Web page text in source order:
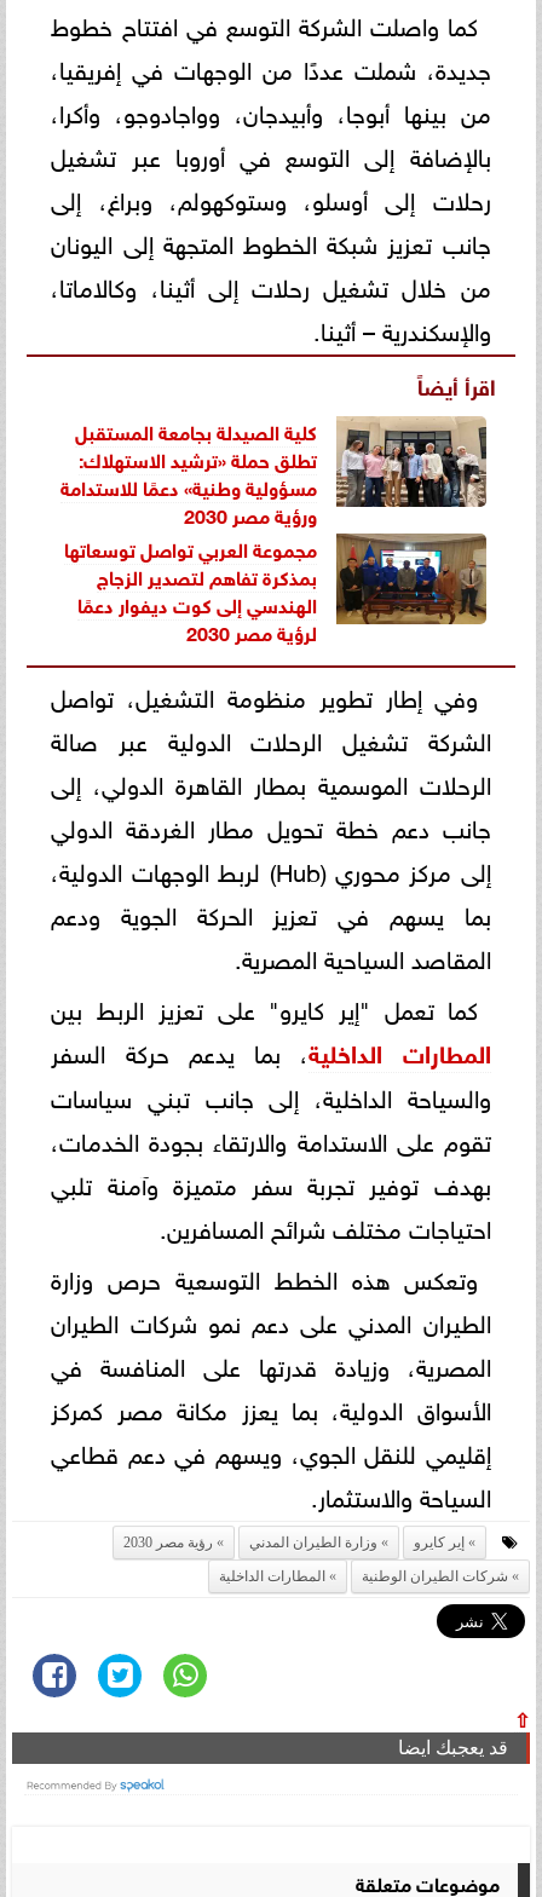
كما واصلت الشركة التوسع في افتتاح خطوط
جديدة، شملت عددًا من الوجهات في إفريقيا،
من بينها أبوجا، وأبيدجان، وواجادوجو، وأكرا،
بالإضافة إلى التوسع في أوروبا عبر تشغيل
رحلات إلى أوسلو، وستوكهولم، وبراغ، إلى
جانب تعزيز شبكة الخطوط المتجهة إلى اليونان
من خلال تشغيل رحلات إلى أثينا، وكالاماتا،
والإسكندرية – أثينا.
اقرأ أيضاً
كلية الصيدلة بجامعة المستقبل
تطلق حملة «ترشيد الاستهلاك:
مسؤولية وطنية» دعمًا للاستدامة
ورؤية مصر 2030
مجموعة العربي تواصل توسعاتها
بمذكرة تفاهم لتصدير الزجاج
الهندسي إلى كوت ديفوار دعمًا
لرؤية مصر 2030
وفي إطار تطوير منظومة التشغيل، تواصل
الشركة تشغيل الرحلات الدولية عبر صالة
الرحلات الموسمية بمطار القاهرة الدولي، إلى
جانب دعم خطة تحويل مطار الغردقة الدولي
إلى مركز محوري (Hub) لربط الوجهات الدولية،
بما يسهم في تعزيز الحركة الجوية ودعم
المقاصد السياحية المصرية.
كما تعمل "إير كايرو" على تعزيز الربط بين
المطارات الداخلية، بما يدعم حركة السفر
والسياحة الداخلية، إلى جانب تبني سياسات
تقوم على الاستدامة والارتقاء بجودة الخدمات،
بهدف توفير تجربة سفر متميزة وآمنة تلبي
احتياجات مختلف شرائح المسافرين.
وتعكس هذه الخطط التوسعية حرص وزارة
الطيران المدني على دعم نمو شركات الطيران
المصرية، وزيادة قدرتها على المنافسة في
الأسواق الدولية، بما يعزز مكانة مصر كمركز
إقليمي للنقل الجوي، ويسهم في دعم قطاعي
السياحة والاستثمار.
إير كايرو وزارة الطيران المدني
رؤية مصر 2030
شركات الطيران الوطنية
المطارات الداخلية
⇧
قد يعجبك ايضا
موضوعات متعلقة